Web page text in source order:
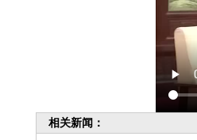
相关新闻：